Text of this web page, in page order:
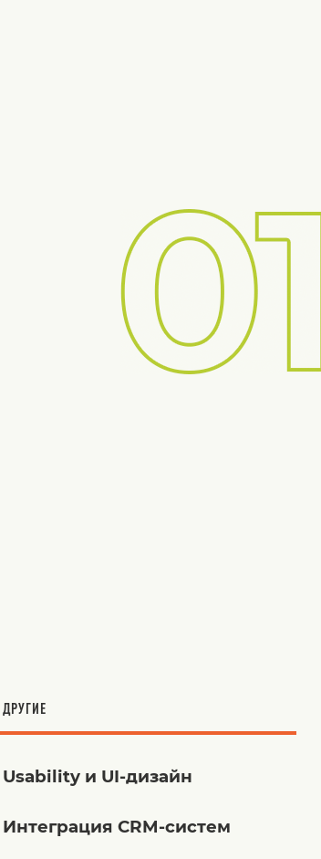
ДРУГИЕ
Usability и UI-дизайн
Интеграция CRM-систем